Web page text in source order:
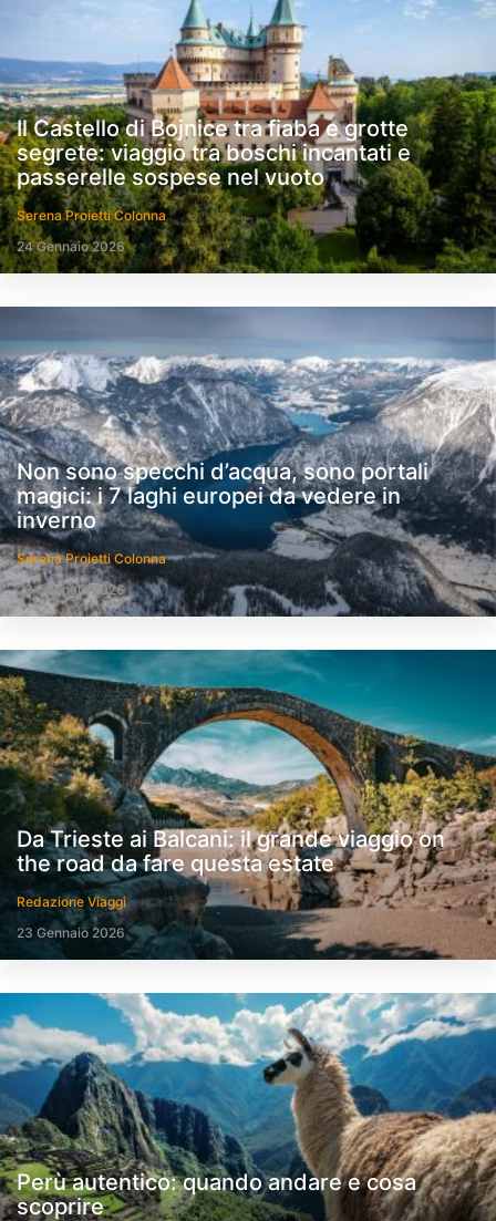
Il Castello di Bojnice tra fiaba e grotte
segrete: viaggio tra boschi incantati e
passerelle sospese nel vuoto
Serena Proietti Colonna
24 Gennaio 2026
Non sono specchi d’acqua, sono portali
magici: i 7 laghi europei da vedere in
inverno
Serena Proietti Colonna
23 Gennaio 2026
Da Trieste ai Balcani: il grande viaggio on
the road da fare questa estate
Redazione Viaggi
23 Gennaio 2026
Perù autentico: quando andare e cosa
scoprire